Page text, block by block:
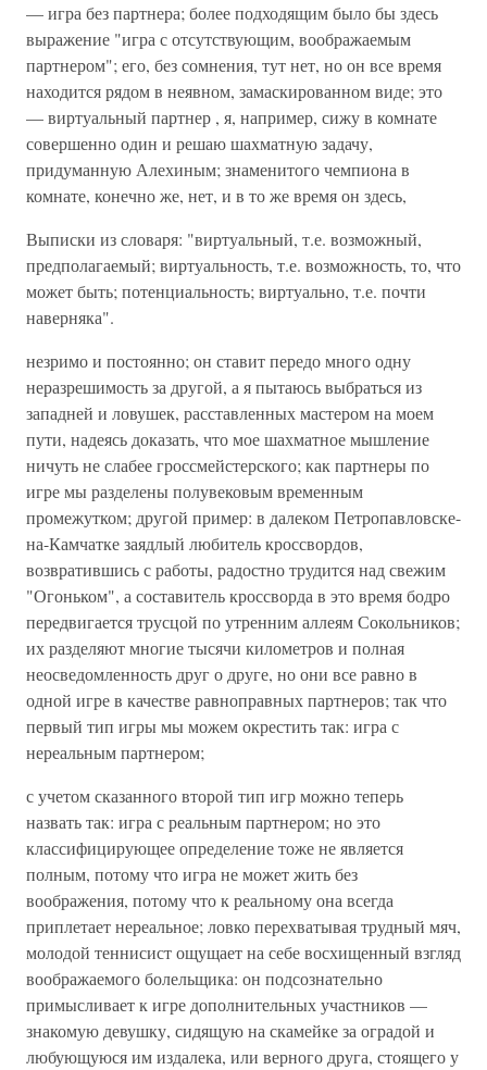
— игра без партнера; более подходящим было бы здесь
выражение "игра с отсутствующим, воображаемым
партнером"; его, без сомнения, тут нет, но он все время
находится рядом в неявном, замаскированном виде; это
— виртуальный партнер , я, например, сижу в комнате
совершенно один и решаю шахматную задачу,
придуманную Алехиным; знаменитого чемпиона в
комнате, конечно же, нет, и в то же время он здесь,
Выписки из словаря: "виртуальный, т.е. возможный,
предполагаемый; виртуальность, т.е. возможность, то, что
может быть; потенциальность; виртуально, т.е. почти
наверняка".
незримо и постоянно; он ставит передо много одну
неразрешимость за другой, а я пытаюсь выбраться из
западней и ловушек, расставленных мастером на моем
пути, надеясь доказать, что мое шахматное мышление
ничуть не слабее гроссмейстерского; как партнеры по
игре мы разделены полувековым временным
промежутком; другой пример: в далеком Петропавловске-
на-Камчатке заядлый любитель кроссвордов,
возвратившись с работы, радостно трудится над свежим
"Огоньком", а составитель кроссворда в это время бодро
передвигается трусцой по утренним аллеям Сокольников;
их разделяют многие тысячи километров и полная
неосведомленность друг о друге, но они все равно в
одной игре в качестве равноправных партнеров; так что
первый тип игры мы можем окрестить так: игра с
нереальным партнером;
с учетом сказанного второй тип игр можно теперь
назвать так: игра с реальным партнером; но это
классифицирующее определение тоже не является
полным, потому что игра не может жить без
воображения, потому что к реальному она всегда
приплетает нереальное; ловко перехватывая трудный мяч,
молодой теннисист ощущает на себе восхищенный взгляд
воображаемого болельщика: он подсознательно
примысливает к игре дополнительных участников —
знакомую девушку, сидящую на скамейке за оградой и
любующуюся им издалека, или верного друга, стоящего у